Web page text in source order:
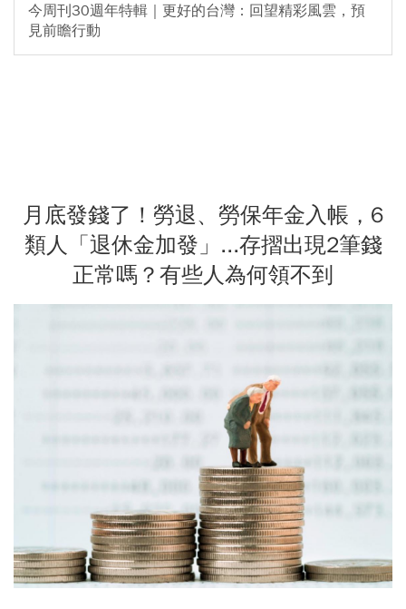
今周刊30週年特輯｜更好的台灣：回望精彩風雲，預
見前瞻行動
月底發錢了！勞退、勞保年金入帳，6
類人「退休金加發」...存摺出現2筆錢
正常嗎？有些人為何領不到